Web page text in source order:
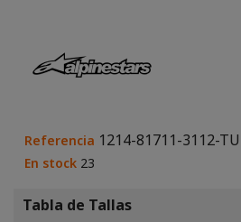
Referencia 1214-81711-3112-TU
En stock 23
Tabla de Tallas